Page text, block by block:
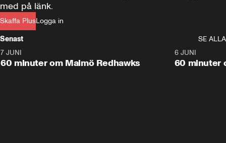
Skaffa PlusLogga in
Senast
SE ALLA
Plus
7 JUNI
60 minuter om Malmö Redhawks
6 JUNI
60 minuter